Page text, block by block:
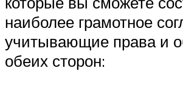
наиболее грамотное
учитывающие права и
обеих сторон: